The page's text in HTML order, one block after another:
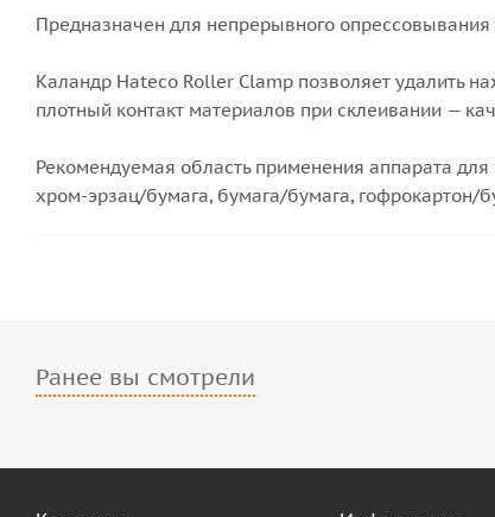
Предназначен для непрерывного
Каландр Hateco Roller Clamp позволяет удалить
плотный контакт материалов при склеивании —
Рекомендуемая область применения аппарата
хром-эрзац/бумага, бумага/бумага, гофрокартон/
Ранее вы смотрели